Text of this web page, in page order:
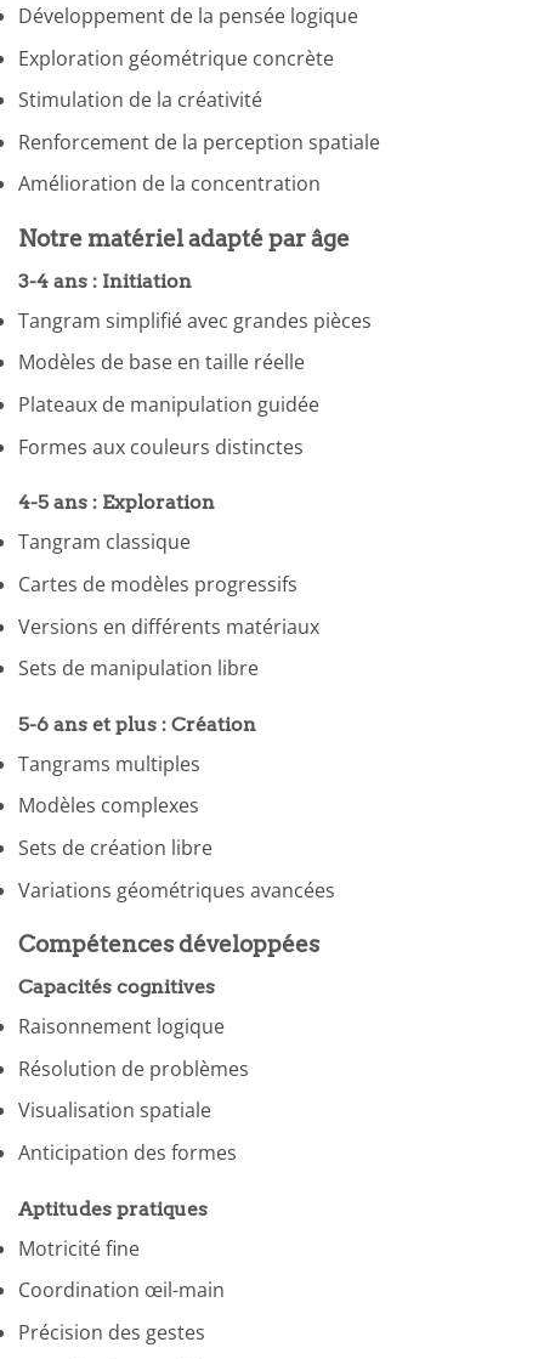
Développement de la pensée logique
Exploration géométrique concrète
Stimulation de la créativité
Renforcement de la perception spatiale
Amélioration de la concentration
Notre matériel adapté par âge
3-4 ans : Initiation
Tangram simplifié avec grandes pièces
Modèles de base en taille réelle
Plateaux de manipulation guidée
Formes aux couleurs distinctes
4-5 ans : Exploration
Tangram classique
Cartes de modèles progressifs
Versions en différents matériaux
Sets de manipulation libre
5-6 ans et plus : Création
Tangrams multiples
Modèles complexes
Sets de création libre
Variations géométriques avancées
Compétences développées
Capacités cognitives
Raisonnement logique
Résolution de problèmes
Visualisation spatiale
Anticipation des formes
Aptitudes pratiques
Motricité fine
Coordination œil-main
Précision des gestes